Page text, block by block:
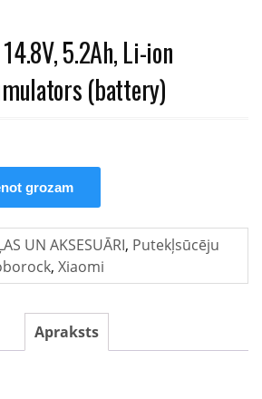
5.2Ah, Li-ion
(battery)
grozam
UN AKSESUĀRI, Putekļsūcēju
, Xiaomi
Apraksts